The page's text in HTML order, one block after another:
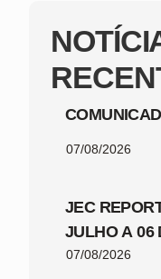
07/08/2026
JEC
JULHO A 06
07/08/2026